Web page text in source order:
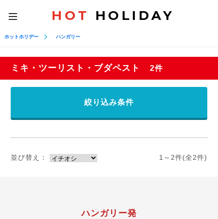
toggle
navigation
HOT HOLIDAY
ホットホリデー ハンガリー
ミキ・ツーリスト・ブダペスト 2件
絞り込み条件
並び替え： 1～2件(全2件)
ハンガリー発